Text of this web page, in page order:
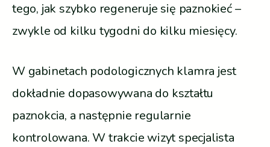
tego, jak szybko regeneruje się paznokieć –
zwykle od kilku tygodni do kilku miesięcy.
W gabinetach podologicznych klamra jest
dokładnie dopasowywana do kształtu
paznokcia, a następnie regularnie
kontrolowana. W trakcie wizyt specjalista